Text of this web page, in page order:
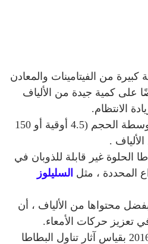
من الفيتامينات والمعادن
على كمية جيدة من الألياف
الانتظام.
تحتوي حبة بطاطا حلوة متوسطة الحجم (4.5 أوقية أو 150
الحلوة غير قابلة للذوبان في
المحددة ، مثل السليلوز
محتواها من الألياف ، أن
تعزيز حركات الأمعاء.
قامت دراسة أجريت عام 2016 بقياس آثار تناول البطاطا